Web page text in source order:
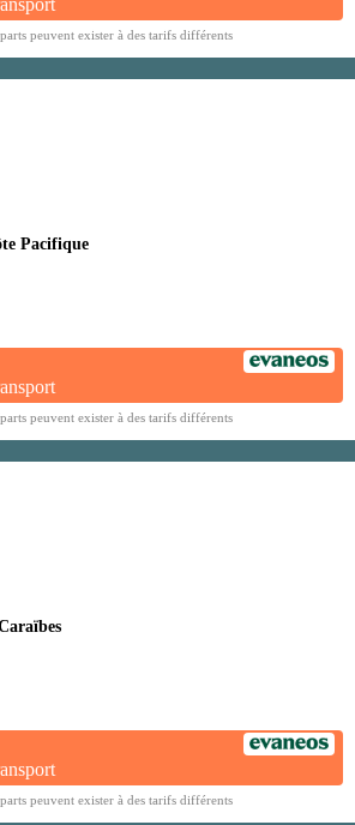
peuvent exister à des tarifs différents
Pacifique
peuvent exister à des tarifs différents
peuvent exister à des tarifs différents